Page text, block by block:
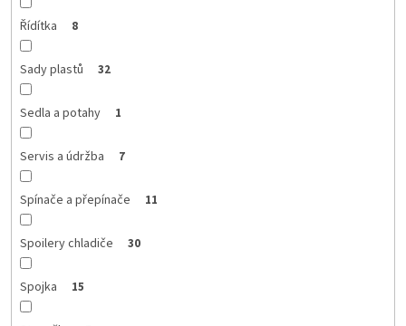
Řídítka 8
Sady plastů 32
Sedla a potahy 1
Servis a údržba 7
Spínače a přepínače 11
Spoilery chladiče 30
Spojka 15